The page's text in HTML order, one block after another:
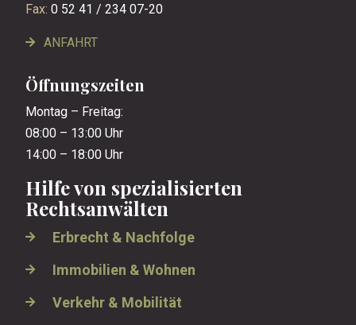
Fax: 0 52 41 / 234 07-20
ANFAHRT
Öffnungszeiten
Montag – Freitag:
08:00 – 13:00 Uhr
14:00 – 18:00 Uhr
Hilfe von spezialisierten
Rechtsanwälten
Erbrecht & Nachfolge
Immobilien & Wohnen
Verkehr & Mobilität